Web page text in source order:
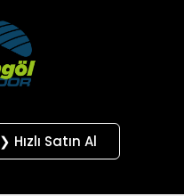
❯ Hızlı Satın Al